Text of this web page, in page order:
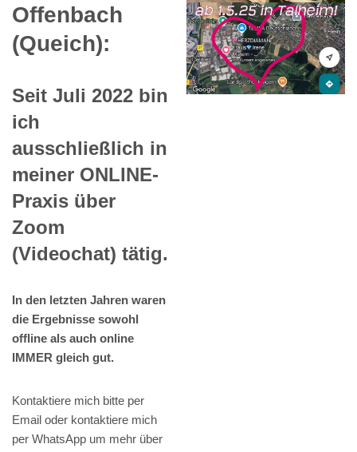
Offenbach
(Queich):
Seit Juli 2022 bin
ich
ausschließlich in
meiner ONLINE-
Praxis über
Zoom
(Videochat) tätig.
In den letzten Jahren waren
die Ergebnisse sowohl
offline als auch online
IMMER gleich gut.
Kontaktiere mich bitte per
Email oder kontaktiere mich
per WhatsApp um mehr über